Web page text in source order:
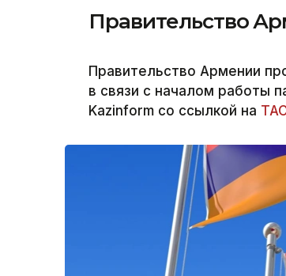
Правительство
Правительство Армении
в связи с началом работы
Kazinform со ссылкой на